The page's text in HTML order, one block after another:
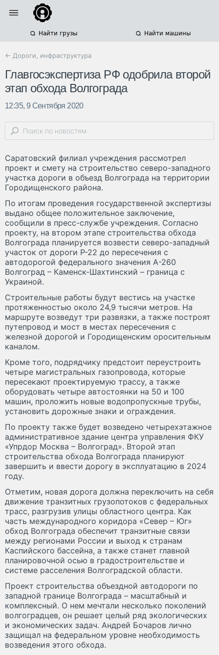
Найти грузы Найти машины
← Дороги, инфраструктура
Главгосэкспертиза РФ одобрила второй
этап обхода Волгограда
12:35, 9 Сентября 2020
Саратовский филиал учреждения рассмотрел
проект и смету на строительство северо-западного
участка дороги в объезд Волгограда на территории
Городищенского района.
По итогам проведения государственной экспертизы
выдано общее положительное заключение,
сообщили в пресс-службе учреждения. Согласно
проекту, на втором этапе строительства обхода
Волгограда планируется возвести северо-западный
участок от дороги Р-22 до пересечения с
автодорогой федерального значения А-260
Волгоград – Каменск-Шахтинский – граница с
Украиной.
Строительные работы будут вестись на участке
протяженностью около 24,9 тысячи метров. На
маршруте возведут три развязки, а также построят
путепровод и мост в местах пересечения с
железной дорогой и Городищенским оросительным
каналом.
Кроме того, подрядчику предстоит переустроить
четыре магистральных газопровода, которые
пересекают проектируемую трассу, а также
оборудовать четыре автостоянки на 50 и 100
машин, проложить новые водопропускные трубы,
установить дорожные знаки и ограждения.
По проекту также будет возведено четырехэтажное
административное здание центра управления ФКУ
«Упрдор Москва – Волгоград». Второй этап
строительства обхода Волгограда планируют
завершить и ввести дорогу в эксплуатацию в 2024
году.
Отметим, новая дорога должна переключить на себя
движение транзитных грузопотоков с федеральных
трасс, разгрузив улицы областного центра. Как
часть международного коридора «Север – Юг»
обход Волгограда обеспечит транзитные связи
между регионами России и выход к странам
Каспийского бассейна, а также станет главной
планировочной осью в градостроительстве и
системе расселения Волгоградской области.
Проект строительства объездной автодороги по
западной границе Волгограда – масштабный и
комплексный. О нем мечтали несколько поколений
волгоградцев, он решает целый ряд экологических
и экономических задач. Андрей Бочаров лично
защищал на федеральном уровне необходимость
возведения этого обхода.